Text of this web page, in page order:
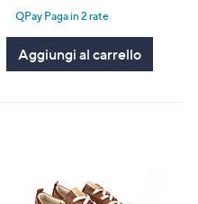
5
QPay Paga in 2 rate
Aggiungi al carrello